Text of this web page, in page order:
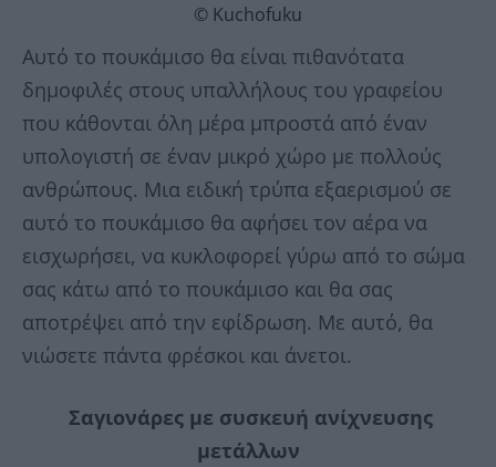
© Kuchofuku
Αυτό το πουκάμισο θα είναι πιθανότατα
δημοφιλές στους υπαλλήλους του γραφείου
που κάθονται όλη μέρα μπροστά από έναν
υπολογιστή σε έναν μικρό χώρο με πολλούς
ανθρώπους. Μια ειδική τρύπα εξαερισμού σε
αυτό το πουκάμισο θα αφήσει τον αέρα να
εισχωρήσει, να κυκλοφορεί γύρω από το σώμα
σας κάτω από το πουκάμισο και θα σας
αποτρέψει από την εφίδρωση. Με αυτό, θα
νιώσετε πάντα φρέσκοι ​​και άνετοι.
Σαγιονάρες με συσκευή ανίχνευσης
μετάλλων